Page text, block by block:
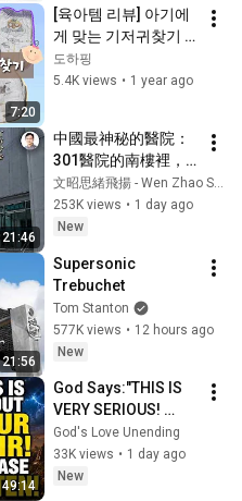
7:20
[육아템 리뷰] 아기에
게 맞는 기저귀찾기 |
7종 팬티기저귀 비교 |
기저귀 추천 | 밤기저
도하핑
5.4K views • 1 year ago
21:46
中國最神秘的醫院：
301醫院的南樓裡，
權力如何獲得另一套
生命規則？【文昭思
緒飛揚563】
文昭思緒飛揚 - Wen Zhao Studio
253K views • 1 day ago
New
21:56
Supersonic
Trebuchet
Tom Stanton
577K views • 12 hours ago
New
49:14
God Says:"THIS IS
VERY SERIOUS!
LISTEN TO THIS
URGENTLY!"/God
Message Now/God
God's Love Unending
33K views • 1 day ago
New